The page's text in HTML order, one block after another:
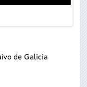
de Galicia